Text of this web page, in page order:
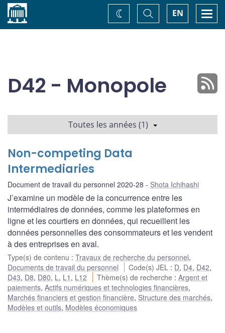
Accueil EN
Basculer
la
recherche
Changez
de
D42 - Monopole
Toutes les années (1)
Non-competing Data
Intermediaries
Document de travail du personnel 2020-28 Shota Ichihashi
J’examine un modèle de la concurrence entre les
intermédiaires de données, comme les plateformes en
ligne et les courtiers en données, qui recueillent les
données personnelles des consommateurs et les vendent
à des entreprises en aval.
Type(s) de contenu : Travaux de recherche du personnel,
Documents de travail du personnel
Code(s) JEL : D, D4, D42,
D43, D8, D80, L , L1 , L12 Thème(s) de recherche :Argent et
paiements, Actifs numériques et technologies financières,
Marchés financiers et gestion financière, Structure des marchés,
Modèles et outils, Modèles économiques